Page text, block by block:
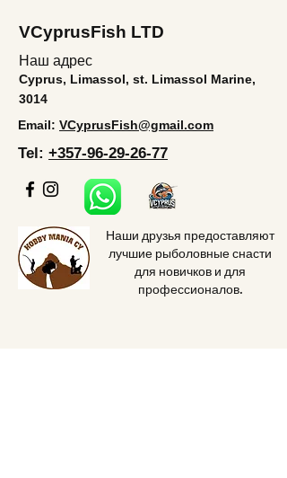
VCyprusFish LTD
Наш адрес
Cyprus, Limassol, st. Limassol Marine,
3014
Email: VCyprusFish@gmail.com
Tel: +357-96-29-26-77
Наши друзья предоставляют
лучшие рыболовные снасти
для новичков и для
профессионалов.